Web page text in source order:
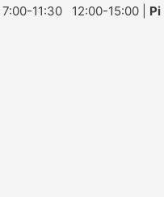
7:00-11:30 12:00-15:00 | Pi